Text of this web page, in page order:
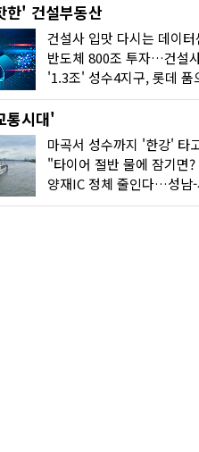
한' 건설부동산
통시대'